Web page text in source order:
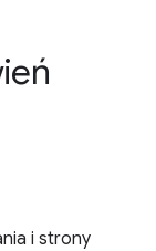
i strony